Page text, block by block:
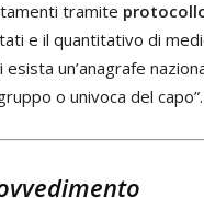
tramite
e il quantitativo di
esista un’anagrafe
o univoca del capo”.